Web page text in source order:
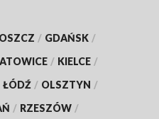
/ GDAŃSK /
/ KIELCE /
ŁÓDŹ / OLSZTYN /
/ RZESZÓW /